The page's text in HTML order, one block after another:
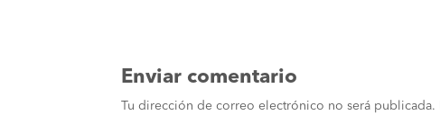
Enviar comentario
Tu dirección de correo electrónico no será publicada.